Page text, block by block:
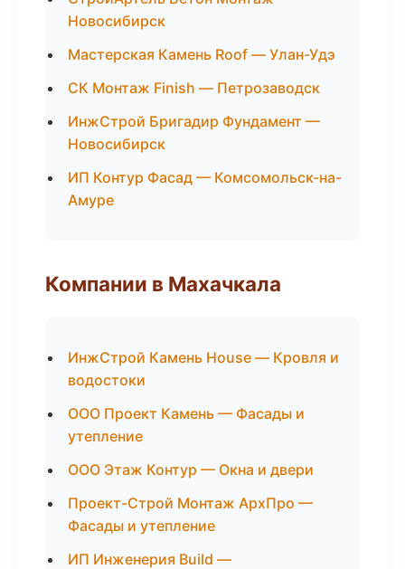
Новосибирск
Мастерская Камень Roof — Улан-Удэ
СК Монтаж Finish — Петрозаводск
ИнжСтрой Бригадир Фундамент —
Новосибирск
ИП Контур Фасад — Комсомольск-на-
Амуре
Компании в Махачкала
ИнжСтрой Камень House — Кровля и
водостоки
ООО Проект Камень — Фасады и
утепление
ООО Этаж Контур — Окна и двери
Проект-Строй Монтаж АрхПро —
Фасады и утепление
ИП Инженерия Build —